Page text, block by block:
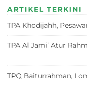
A
p
p
b
o
o
k
r
ARTIKEL TERKINI
TPA Khodijahh,
TPA Al Jami’ Atur
TPQ Baiturrahman,